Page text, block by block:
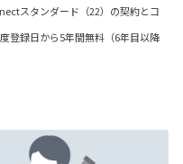
スタンダード（22）の契約とコ
登録日から5年間無料（6年目以降